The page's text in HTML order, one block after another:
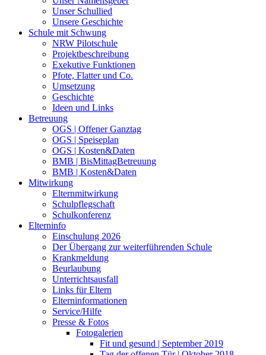
Unser Schullied
Unsere Geschichte
Schule mit Schwung
NRW Pilotschule
Projektbeschreibung
Exekutive Funktionen
Pfote, Flatter und Co.
Umsetzung
Geschichte
Ideen und Links
Betreuung
OGS | Offener Ganztag
OGS | Speiseplan
OGS | Kosten&Daten
BMB | BisMittagBetreuung
BMB | Kosten&Daten
Mitwirkung
Elternmitwirkung
Schulpflegschaft
Schulkonferenz
Elterninfo
Einschulung 2026
Der Übergang zur weiterführenden Schule
Krankmeldung
Beurlaubung
Unterrichtsausfall
Links für Eltern
Elterninformationen
Service/Hilfe
Presse & Fotos
Fotogalerien
Fit und gesund | September 2019